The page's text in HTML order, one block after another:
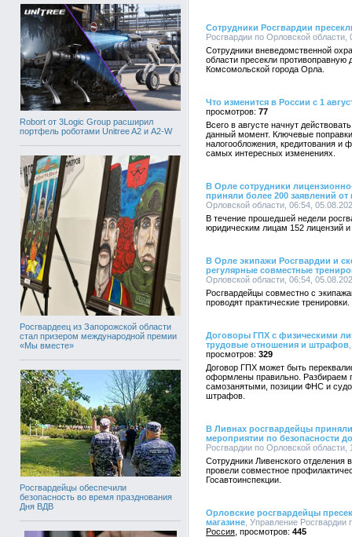
Robort от 3Logic Group расширил
портфель роботами Unitree A2 и A2-W
Росгвардеец из Запорожской области
стал призером международной премии
«Мы вместе»
Росгвардейцы обеспечили
безопасность во время празднования
Дня ВДВ
Сотрудники Росгвардии
Росгвардии по Орловской
Сотрудники вневедомственной
области пресекли противоправную
Комсомольской города Орла.
Что изменится в России с 1
77
Всего в августе начнут
данный момент. Ключевые
налогообложения, кредитования и
самых интересных изменениях.
В Орле сотрудники
приняли более 200 заявлений от
Орловской области, 06:54,
В течение прошедшей недели
юридическим лицам 152 лицензий
В Орле экипажи Росгвардии и
регулярные совместные
Орловской области, 06:54,
Росгвардейцы совместно с
проводят практические тренировки.
Договоры ГПХ с физическими
трудовые отношения и штрафов
329
Договор ГПХ может быть
оформлены правильно. Разбираем
самозанятыми, позиции ФНС и
штрафов.
В Ливнах росгвардейцы
мероприятии по безопасности
Росгвардии по Орловской
Сотрудники Ливенского отделения
провели совместное
Госавтоинспекции.
Орловские росгвардейцы
магазине , Управление
Россия
445